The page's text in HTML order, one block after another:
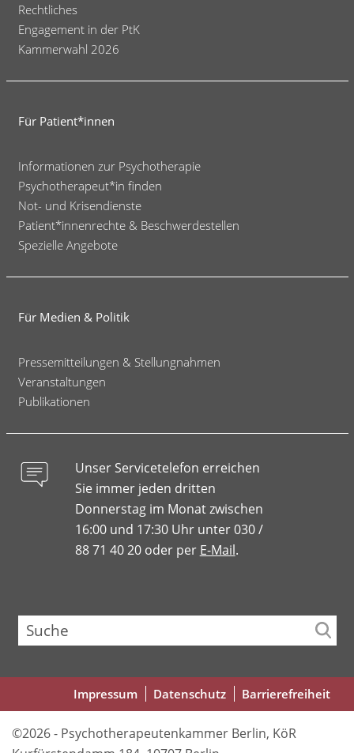
Rechtliches
Engagement in der PtK
Kammerwahl 2026
Für Patient*innen
Informationen zur Psychotherapie
Psychotherapeut*in finden
Not- und Krisendienste
Patient*innenrechte & Beschwerdestellen
Spezielle Angebote
Für Medien & Politik
Pressemitteilungen & Stellungnahmen
Veranstaltungen
Publikationen
Unser Servicetelefon erreichen
Sie immer jeden dritten
Donnerstag im Monat zwischen
16:00 und 17:30 Uhr unter 030 /
88 71 40 20 oder per E-Mail.
Suche
Fußbereichsmenü
Impressum Datenschutz Barrierefreiheit
©2026 - Psychotherapeutenkammer Berlin, KöR